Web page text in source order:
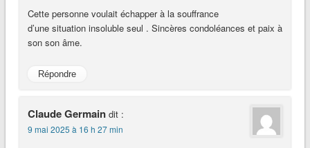
Cette personne voulait échapper à la souffrance
d’une situation insoluble seul . Sincères condoléances et paix à
son son âme.
Répondre
Claude Germain dit :
9 mai 2025 à 16 h 27 min